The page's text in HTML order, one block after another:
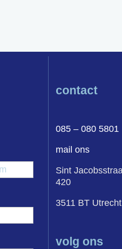
Achternaam
contact
085 – 080 5801
mail ons
Sint
420
3511 BT Utrecht
volg ons